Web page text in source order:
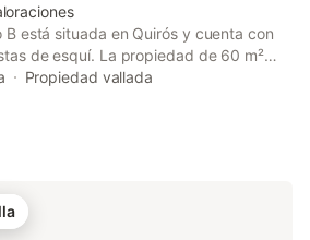
B está situada en Quirós y cuenta con
de esquí. La propiedad de 60 m²
una cocina, 2 dormitorios y 1 baño,
para 5 personas. Los servicios
y lavadora. Este alquiler
no dispone de aire
Propiedad vallada